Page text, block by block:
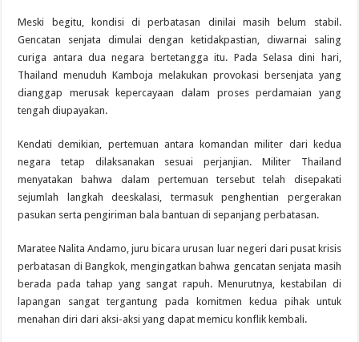
Meski begitu, kondisi di perbatasan dinilai masih belum stabil.
Gencatan senjata dimulai dengan ketidakpastian, diwarnai saling
curiga antara dua negara bertetangga itu. Pada Selasa dini hari,
Thailand menuduh Kamboja melakukan provokasi bersenjata yang
dianggap merusak kepercayaan dalam proses perdamaian yang
tengah diupayakan.
Kendati demikian, pertemuan antara komandan militer dari kedua
negara tetap dilaksanakan sesuai perjanjian. Militer Thailand
menyatakan bahwa dalam pertemuan tersebut telah disepakati
sejumlah langkah deeskalasi, termasuk penghentian pergerakan
pasukan serta pengiriman bala bantuan di sepanjang perbatasan.
Maratee Nalita Andamo, juru bicara urusan luar negeri dari pusat krisis
perbatasan di Bangkok, mengingatkan bahwa gencatan senjata masih
berada pada tahap yang sangat rapuh. Menurutnya, kestabilan di
lapangan sangat tergantung pada komitmen kedua pihak untuk
menahan diri dari aksi-aksi yang dapat memicu konflik kembali.